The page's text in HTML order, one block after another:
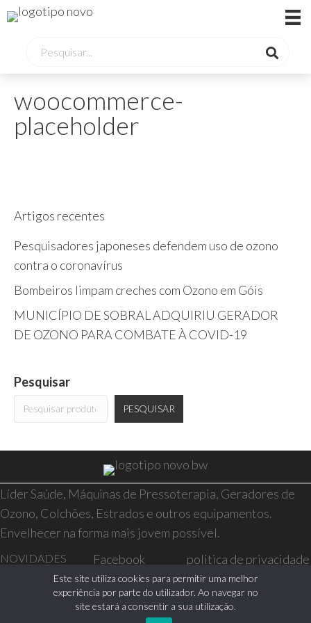
woocommerce-
placeholder
Artigos recentes
Pesquisadores japoneses defendem uso de ozono
contra o coronavírus
Bombeiros limpam creches com Ozono em Góis
MUNICÍPIO DE SOBRAL ADQUIRIU GERADOR
DE OZONO PARA COMBATE À COVID-19
Pesquisar
PESQUISAR
Líder Saúde, Máquinas de Pressoterapia, Geradores de
Ozono, Colchões, Estrados e outros equipamentos.
Envelhecer na forma mais jovem possível.
NOVIDADES
SAÚDE E BEM-
Facebook
Instagram
politica de privacidade
resolução de conflitos
livro de reclamações
Este site utiliza cookies para permitir uma melhor
experiência por parte do utilizador. Ao navegar no
site estará a consentir a sua utilização.